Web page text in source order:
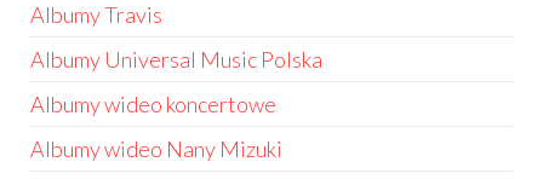
Albumy Travis
Albumy Universal Music Polska
Albumy wideo koncertowe
Albumy wideo Nany Mizuki